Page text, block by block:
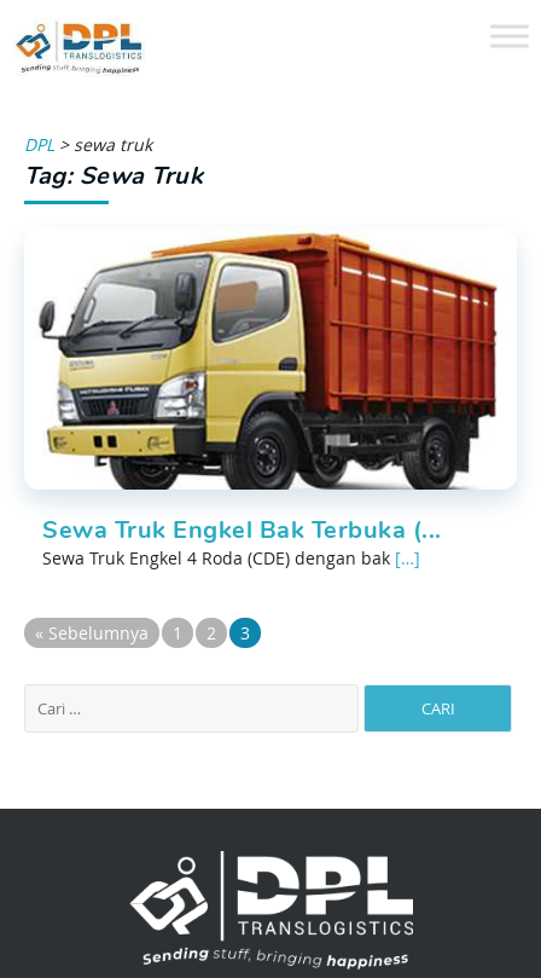
DPL > sewa truk
Tag: Sewa Truk
Sewa Truk Engkel Bak Terbuka (...
Sewa Truk Engkel 4 Roda (CDE) dengan bak […]
« Sebelumnya 1 2 3